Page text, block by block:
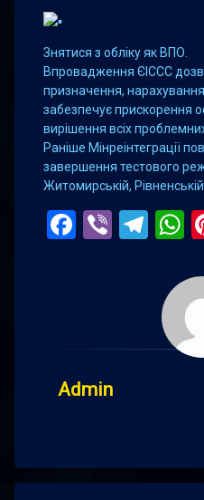
Знятися з обліку як ВПО.
Впровадження ЄІССС
призначення,
забезпечує прискорення
вирішення всіх
Раніше Мінреінтеграції
завершення тестового
Житомирській,
Facebook
Viber
Admin